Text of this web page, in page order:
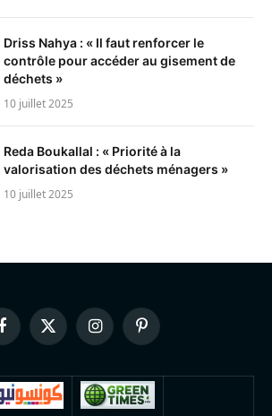
Driss Nahya : « Il faut renforcer le
contrôle pour accéder au gisement de
déchets »
10 juillet 2025
Reda Boukallal : « Priorité à la
valorisation des déchets ménagers »
10 juillet 2025
FacebookX
(Twitter)
InstagramPinterest